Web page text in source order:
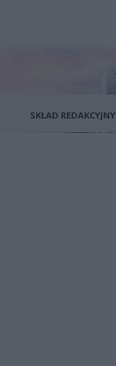
SKŁAD REDAKCYJNY